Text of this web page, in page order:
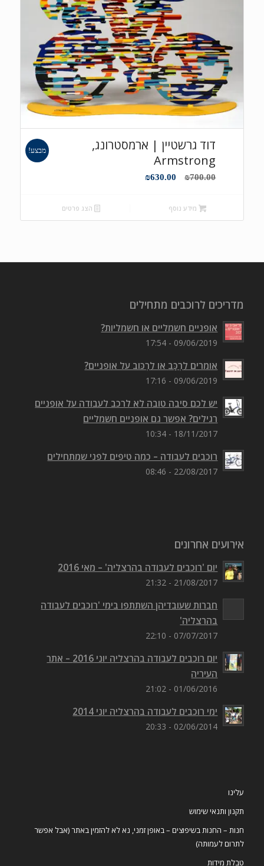
דוד גרשטיין | ארמסטרונג,
Armstrong
₪700.00
המחיר
₪630.00 המחיר
מבצע!
מידע נוסף הצג פרטים
מדריכים לרוכבים מתחילים
אופניים חשמליים או חשמליות?
09/06/2019 - 17:54
אומרים לִרְכַּב או לִרְכּוב על אופניים?
09/06/2019 - 17:16
יש לכם סיבה טובה לא לרכב לעבודה על אופניים
רגילים? אפשר גם אופניים חשמליים
18/11/2017 - 10:34
רוכבים לעבודה – כמה טיפים לפני שמתחילים
22/08/2017 - 08:46
אירועים אחרונים
יום 'רוכבים לעבודה בהרצליה' – מאי 2016
21/08/2017 - 21:32
חברות שעובדיהן השתתפו בימי 'רוכבים לעבודה
בהרצליה'
07/07/2017 - 22:10
יום רוכבים לעבודה בהרצליה יוני 2016 – אתר
העיריה
01/06/2016 - 21:02
ימי רוכבים לעבודה בהרצליה יוני 2014
02/06/2014 - 20:33
עלינו
תקנון ותנאי שימוש
חנות – החנות בשיפוצים – באופן זמני, נא לא להזמין באתר (אבל אפשר
לתרום לעמותה)
טבלת מידות